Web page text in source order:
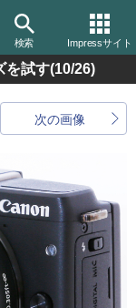
検索 Impressサイト
を試す(10/26)
次の画像